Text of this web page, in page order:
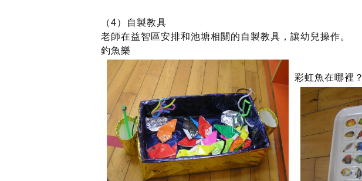
（4）自製教具
老師在益智區安排和池塘相關的自製教具，讓幼兒操作。
釣魚樂
彩虹魚在哪裡？